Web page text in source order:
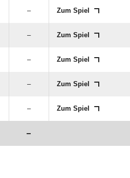
– Zum Spiel
– Zum Spiel
– Zum Spiel
– Zum Spiel
– Zum Spiel
–